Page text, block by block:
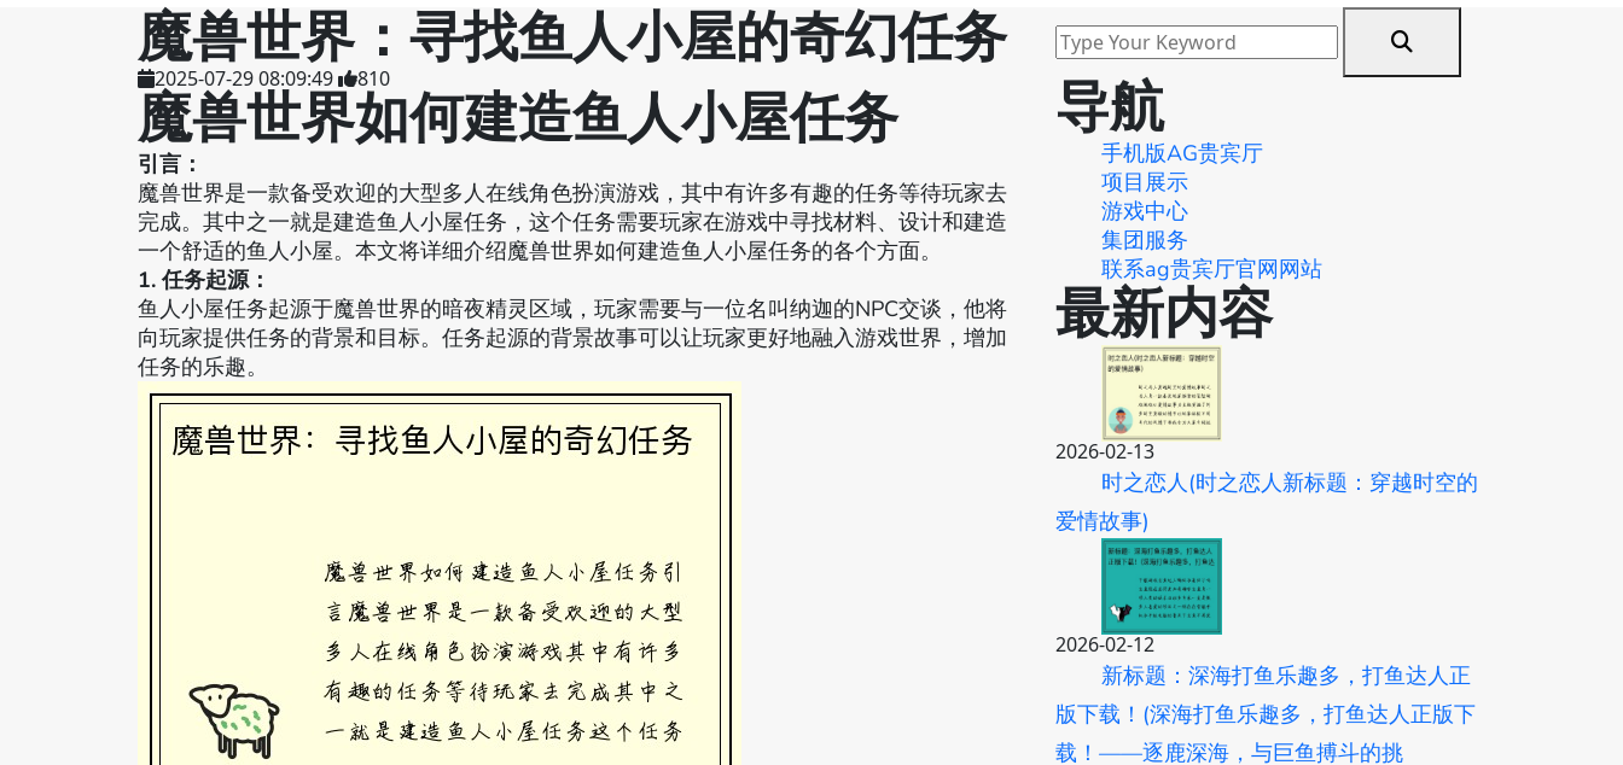
魔兽世界：寻找鱼人小屋的奇幻任务
2025-07-29 08:09:49 810
魔兽世界如何建造鱼人小屋任务
引言：
魔兽世界是一款备受欢迎的大型多人在线角色扮演游戏，其中有许多有趣的任务等待玩家去
完成。其中之一就是建造鱼人小屋任务，这个任务需要玩家在游戏中寻找材料、设计和建造
一个舒适的鱼人小屋。本文将详细介绍魔兽世界如何建造鱼人小屋任务的各个方面。
1. 任务起源：
鱼人小屋任务起源于魔兽世界的暗夜精灵区域，玩家需要与一位名叫纳迦的NPC交谈，他将
向玩家提供任务的背景和目标。任务起源的背景故事可以让玩家更好地融入游戏世界，增加
任务的乐趣。
导航
手机版AG贵宾厅
项目展示
游戏中心
集团服务
联系ag贵宾厅官网网站
最新内容
2026-02-13
时之恋人(时之恋人新标题：穿越时空的
爱情故事)
2026-02-12
新标题：深海打鱼乐趣多，打鱼达人正
版下载！(深海打鱼乐趣多，打鱼达人正版下
载！——逐鹿深海，与巨鱼搏斗的挑